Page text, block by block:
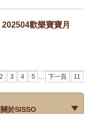
202504歡樂寶寶月
2 3 4 5 下一頁 11
關於SISSO